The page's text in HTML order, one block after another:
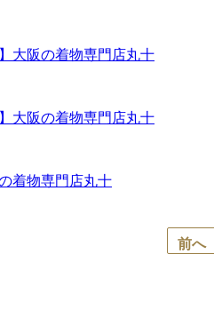
大阪の着物専門店丸十
大阪の着物専門店丸十
着物専門店丸十
前へ